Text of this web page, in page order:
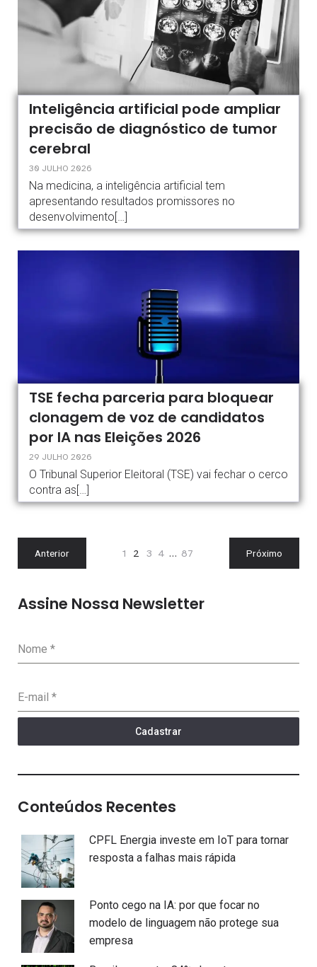
Inteligência artificial pode ampliar
precisão de diagnóstico de tumor
cerebral
30 JULHO 2026
Na medicina, a inteligência artificial tem
apresentando resultados promissores no
desenvolvimento[…]
TSE fecha parceria para bloquear
clonagem de voz de candidatos
por IA nas Eleições 2026
29 JULHO 2026
O Tribunal Superior Eleitoral (TSE) vai fechar o cerco
contra as[…]
Anterior 1 2 3 4 … 87 Próximo
Assine Nossa Newsletter
Nome *
E-mail *
Cadastrar
Conteúdos Recentes
CPFL Energia investe em IoT para tornar
resposta a falhas mais rápida
Ponto cego na IA: por que focar no
modelo de linguagem não protege sua
empresa